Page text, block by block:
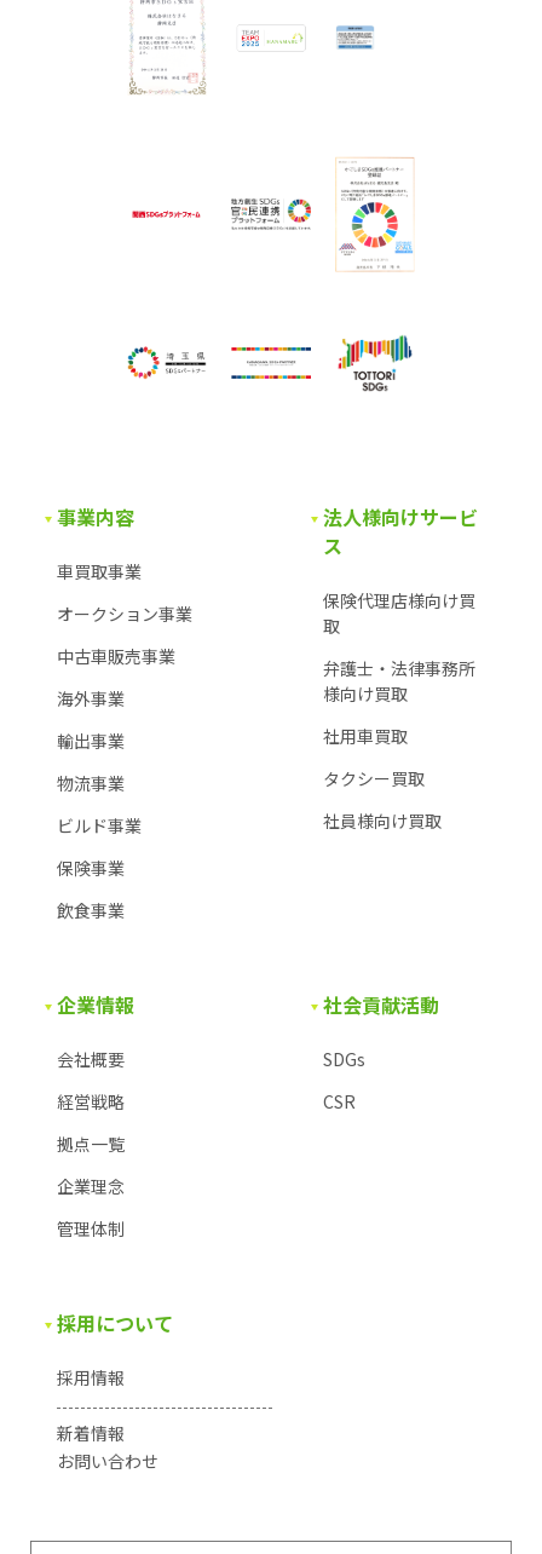
事業内容
車買取事業
オークション事業
中古車販売事業
海外事業
輸出事業
物流事業
ビルド事業
保険事業
飲食事業
法人様向けサービ
ス
保険代理店様向け買
取
弁護士・法律事務所
様向け買取
社用車買取
タクシー買取
社員様向け買取
企業情報
会社概要
経営戦略
拠点一覧
企業理念
管理体制
社会貢献活動
SDGs
CSR
採用について
採用情報
新着情報
お問い合わせ